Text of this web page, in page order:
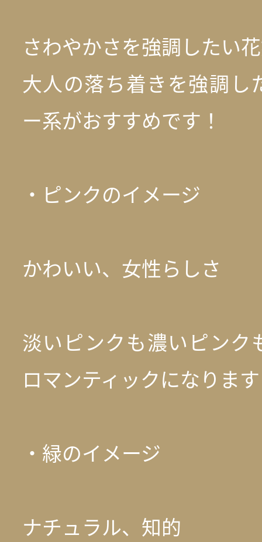
さわやかさを強調したい
大人の落ち着きを強調し
ー系がおすすめです！
・ピンクのイメージ
かわいい、女性らしさ
淡いピンクも濃いピンク
ロマンティックになりま
・緑のイメージ
ナチュラル、知的